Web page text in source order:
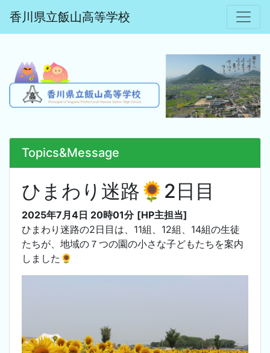
香川県立飯山高等学校
Topics&Message
ひまわり迷路🌻2日目
2025年7月4日 20時01分 [HP主担当]
ひまわり迷路の2日目は、11組、12組、14組の生徒
たちが、地域の７つの園の小さな子どもたちを案内
しました🌻